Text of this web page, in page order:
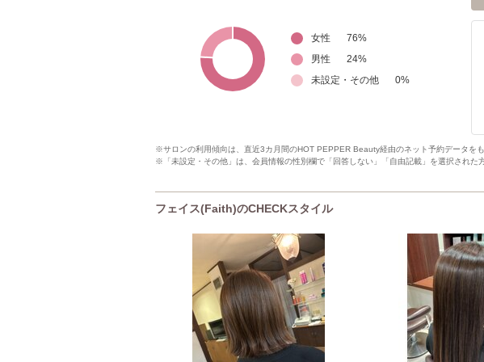
女性 76%
男性
24%
未設定・その他
0%
※サロンの利用傾向は、直近3カ月間のHOT PEPPER Beauty経由のネット予約データをも
※「未設定・その他」は、会員情報の性別欄で「回答しない」「自由記載」を選択された
フェイス(Faith)のCHECKスタイル